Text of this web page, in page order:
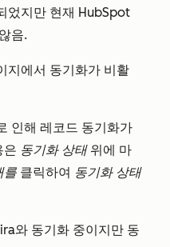
었지만 현재 HubSpot
음.
지에서 동기화가 비활
인해 레코드 동기화가
은 동기화 상태위에 마
를 클릭하여 동기화 상태
와 동기화 중이지만 동